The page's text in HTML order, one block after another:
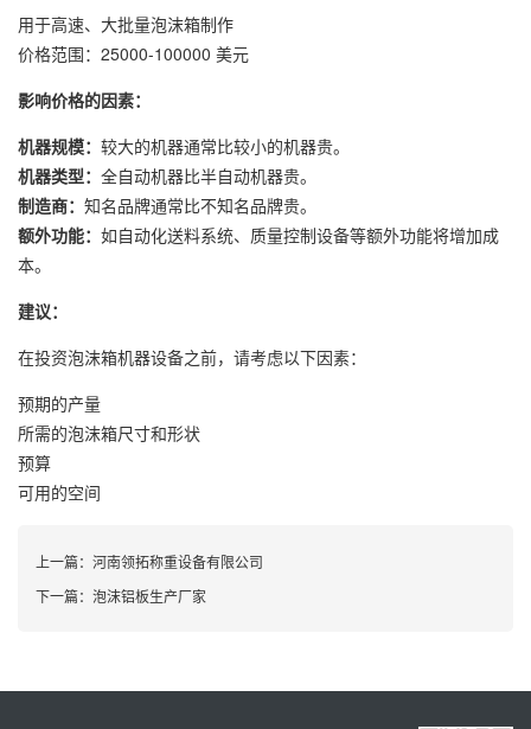
用于高速、大批量泡沫箱制作
价格范围：25000-100000 美元
影响价格的因素：
机器规模： 较大的机器通常比较小的机器贵。
机器类型： 全自动机器比半自动机器贵。
制造商： 知名品牌通常比不知名品牌贵。
额外功能： 如自动化送料系统、质量控制设备等额外功能将增加成
本。
建议：
在投资泡沫箱机器设备之前，请考虑以下因素：
预期的产量
所需的泡沫箱尺寸和形状
预算
可用的空间
上一篇： 河南领拓称重设备有限公司
下一篇： 泡沫铝板生产厂家